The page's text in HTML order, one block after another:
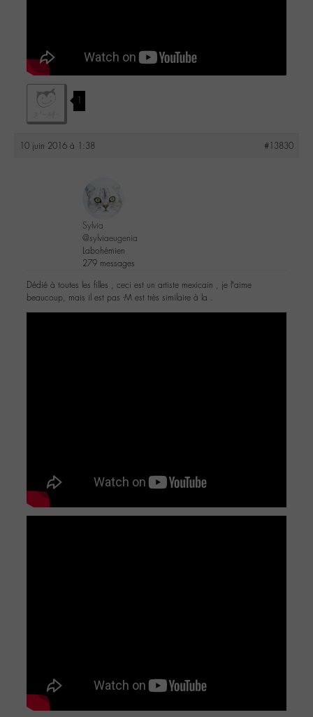
1
10 juin 2016 à 1:38 #13830
Sylvia
@sylviaeugenia
Labohémien
279 messages
Dédié à toutes les filles , ceci est un artiste mexicain , je l’aime
beaucoup, mais il est pas -M est très similaire à la .